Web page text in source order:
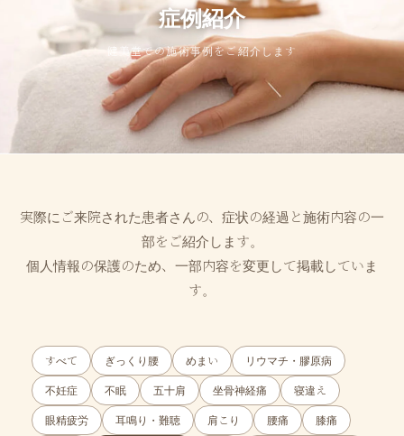
症例紹介
健美堂での施術事例をご紹介します
実際にご来院された患者さんの、症状の経過と施術内容の一
部をご紹介します。
個人情報の保護のため、一部内容を変更して掲載していま
す。
すべて ぎっくり腰 めまい リウマチ・膠原病
不妊症 不眠 五十肩 坐骨神経痛 寝違え
眼精疲労 耳鳴り・難聴 肩こり 腰痛 膝痛